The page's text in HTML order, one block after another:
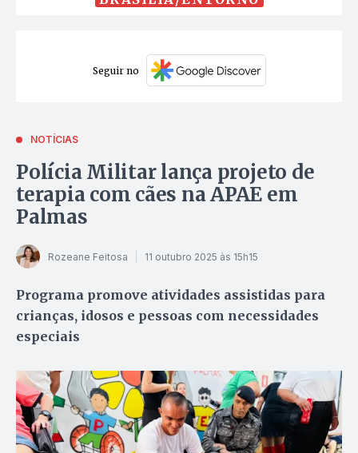
Seguir no
NOTÍCIAS
Polícia Militar lança projeto de
terapia com cães na APAE em
Palmas
Rozeane Feitosa 11 outubro 2025 às 15h15
Programa promove atividades assistidas para
crianças, idosos e pessoas com necessidades
especiais